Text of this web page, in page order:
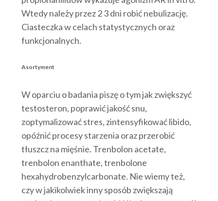
Wtedy należy przez 2 3 dni robić nebulizację.
Ciasteczka w celach statystycznych oraz
funkcjonalnych.
Asortyment
W oparciu o badania piszę o tym jak zwiększyć
testosteron, poprawić jakość snu,
zoptymalizować stres, zintensyfikować libido,
opóźnić procesy starzenia oraz przerobić
tłuszcz na mięśnie. Trenbolon acetate,
trenbolon enanthate, trenbolone
hexahydrobenzylcarbonate. Nie wiemy też,
czy w jakikolwiek inny sposób zwiększają